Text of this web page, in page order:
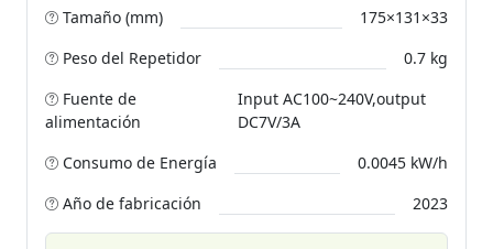
Tamaño (mm)
175×131×33
Peso del Repetidor
0.7 kg
Fuente de
alimentación
Input AC100~240V,output
DC7V/3A
Сonsumo de Energía
0.0045 kW/h
Año de fabricación
2023